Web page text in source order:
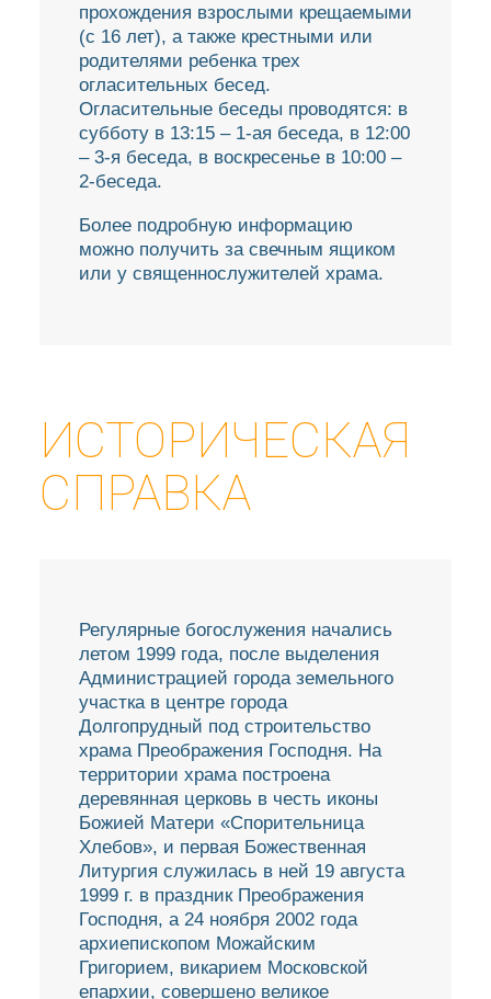
прохождения взрослыми крещаемыми
(с 16 лет), а также крестными или
родителями ребенка трех
огласительных бесед.
Огласительные беседы проводятся: в
субботу в 13:15 – 1-ая беседа, в 12:00
– 3-я беседа, в воскресенье в 10:00 –
2-беседа.
Более подробную информацию
можно получить за свечным ящиком
или у священнослужителей храма.
ИСТОРИЧЕСКАЯ
СПРАВКА
Регулярные богослужения начались
летом 1999 года, после выделения
Администрацией города земельного
участка в центре города
Долгопрудный под строительство
храма Преображения Господня. На
территории храма построена
деревянная церковь в честь иконы
Божией Матери «Спорительница
Хлебов», и первая Божественная
Литургия служилась в ней 19 августа
1999 г. в праздник Преображения
Господня, а 24 ноября 2002 года
архиепископом Можайским
Григорием, викарием Московской
епархии, совершено великое